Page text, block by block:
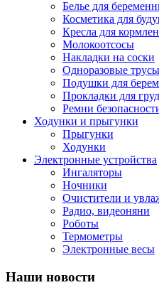
Белье для
Косметика для
Кресла для
Молокоотсосы
Накладки на соски
Одноразовые трусы
Подушки для
Прокладки для
Ремни
Ходунки и прыгунки
Прыгунки
Ходунки
Электронные устройства
Ингаляторы
Ночники
Очистители и
Радио, видеоняни
Роботы
Термометры
Электронные весы
Наши новости